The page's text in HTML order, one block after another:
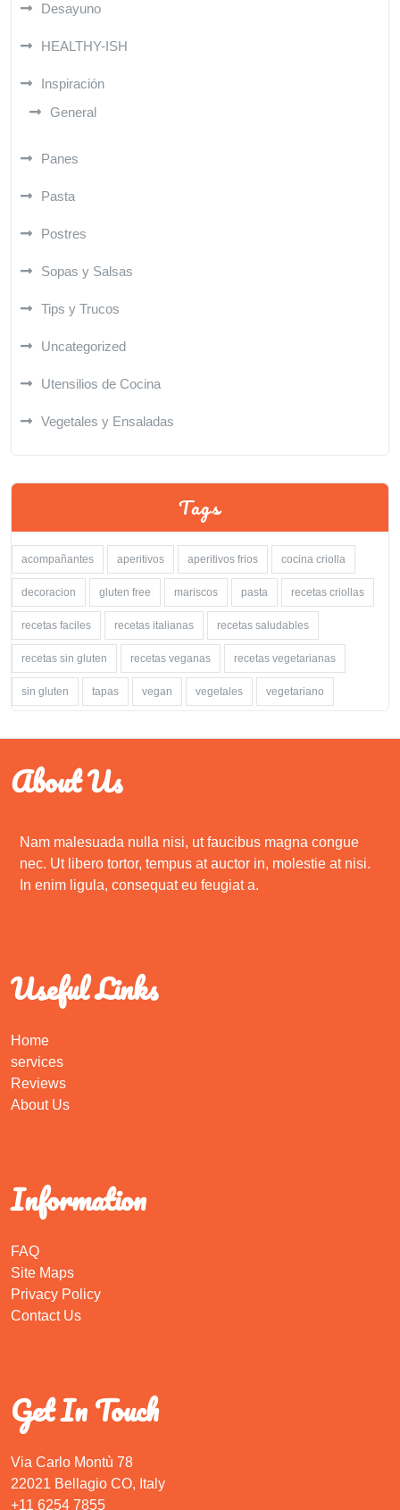
Desayuno
HEALTHY-ISH
Inspiración
General
Panes
Pasta
Postres
Sopas y Salsas
Tips y Trucos
Uncategorized
Utensilios de Cocina
Vegetales y Ensaladas
Tags
acompañantes aperitivos aperitivos frios cocina criolla
decoracion gluten free mariscos pasta recetas criollas
recetas faciles recetas italianas recetas saludables
recetas sin gluten recetas veganas recetas vegetarianas
sin gluten tapas vegan vegetales vegetariano
About Us
Nam malesuada nulla nisi, ut faucibus magna congue
nec. Ut libero tortor, tempus at auctor in, molestie at nisi.
In enim ligula, consequat eu feugiat a.
Useful Links
Home
services
Reviews
About Us
Information
FAQ
Site Maps
Privacy Policy
Contact Us
Get In Touch
Via Carlo Montù 78
22021 Bellagio CO, Italy
+11 6254 7855